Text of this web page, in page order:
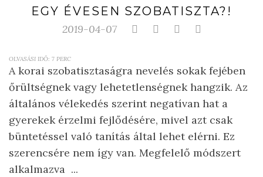
EGY ÉVESEN SZOBATISZTA?!
2019-04-07
OLVASÁSI IDŐ: 7 PERC
A korai szobatisztaságra nevelés sokak fejében
őrültségnek vagy lehetetlenségnek hangzik. Az
általános vélekedés szerint negatívan hat a
gyerekek érzelmi fejlődésére, mivel azt csak
büntetéssel való tanítás által lehet elérni. Ez
szerencsére nem így van. Megfelelő módszert
alkalmazva ...